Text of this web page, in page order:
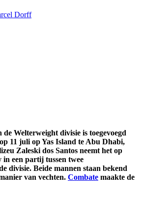
Dorff
Welterweight divisie is toegevoegd
11 juli op Yas Island te Abu Dhabi,
Zaleski dos Santos neemt het op
een partij tussen twee
divisie. Beide mannen staan bekend
van vechten. Combate maakte de